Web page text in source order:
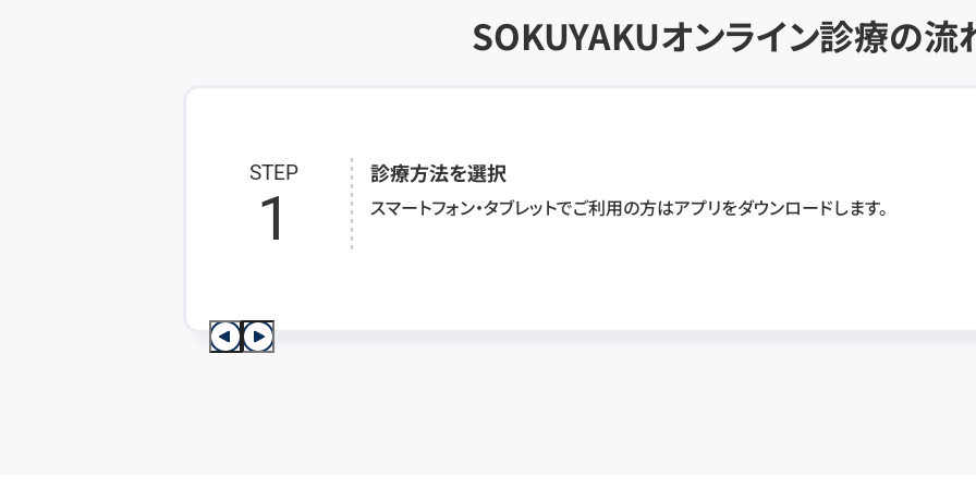
SOKUYAKUオンライン診療の流
STEP
1
診療方法を選択
スマートフォン・タブレットでご利用の方はアプリをダウンロードします。